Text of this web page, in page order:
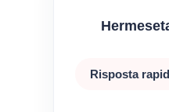
Risposta